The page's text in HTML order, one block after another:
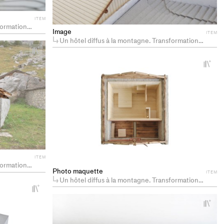
à Leysin
ITEM
Image
Un hôtel diffus à la montagne. Transformation du hameau d'Aï à Leysin
ITEM
à Leysin
ITEM
+
Add
project
to
collections
Photo maquette
Un hôtel diffus à la montagne. Transformation du hameau d'Aï à Leysin
ITEM
+
+
+